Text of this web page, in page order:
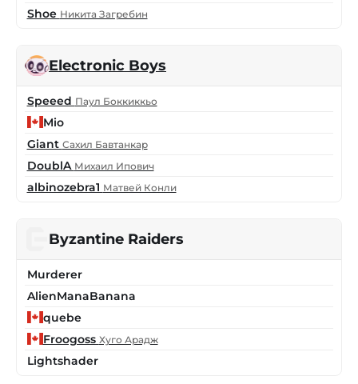
Shoe Никита Загребин
Electronic Boys
Speeed Паул Боккиккьо
Mio
Giant Сахил Бавтанкар
DoublA Михаил Ипович
albinozebra1 Матвей Конли
Byzantine Raiders
Murderer
AlienManaBanana
quebe
Froogoss Хуго Арадж
Lightshader